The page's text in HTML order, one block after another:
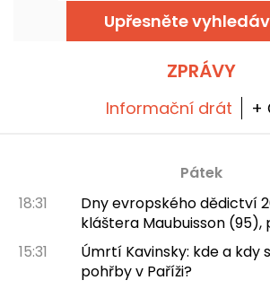
prostorem kavárny. Nezbytná
této čtvrti!Upřesněte
ZPRÁVY
Informační drát +
Pátek
18:31
Dny evropského dědictví
kláštera Maubuisson (95),
15:31
Úmrtí Kavinsky: kde a kdy
pohřby v Paříži?